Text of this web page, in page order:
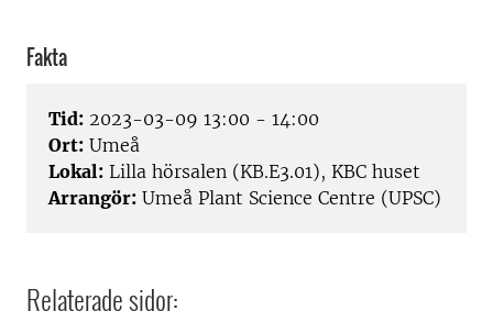
Fakta
Tid: 2023-03-09 13:00 - 14:00
Ort: Umeå
Lokal: Lilla hörsalen (KB.E3.01), KBC huset
Arrangör: Umeå Plant Science Centre (UPSC)
Relaterade sidor: